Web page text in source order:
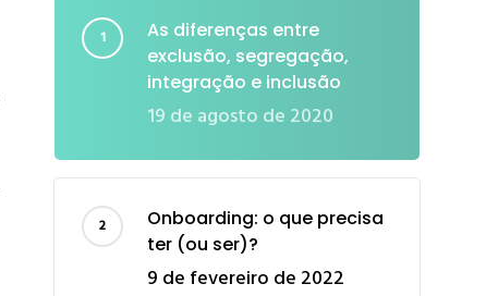
As diferenças entre
exclusão, segregação,
integração e inclusão
19 de agosto de 2020
Onboarding: o que precisa
ter (ou ser)?
9 de fevereiro de 2022